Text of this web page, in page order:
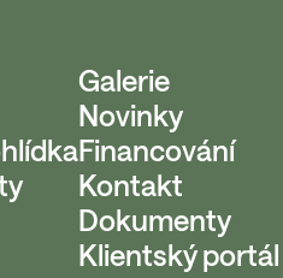
Galerie
Novinky
Financování
Kontakt
Dokumenty
Klientský portál